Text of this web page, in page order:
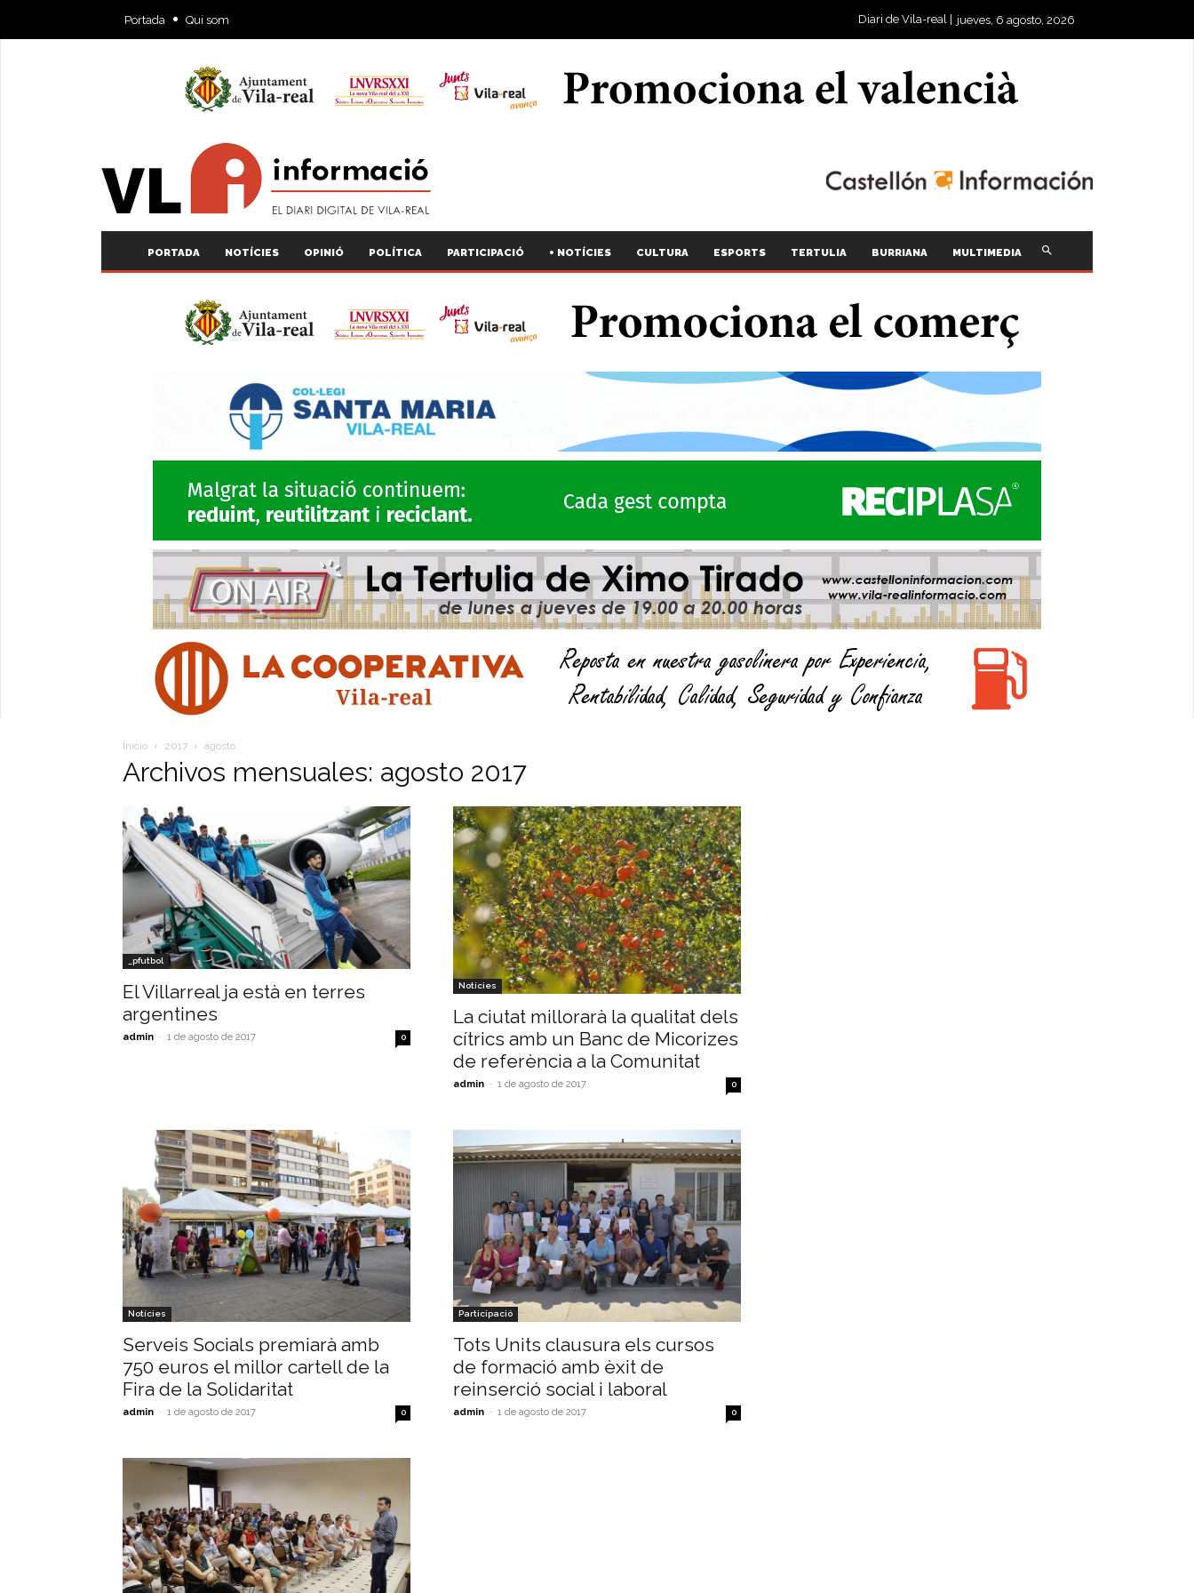
Portada Qui som Diari de Vila-real | jueves, 6 agosto, 2026
PORTADA NOTÍCIES OPINIÓ POLÍTICA PARTICIPACIÓ + NOTÍCIES CULTURA ESPORTS TERTULIA BURRIANA MULTIMEDIA
Inicio 2017 agosto
Archivos mensuales: agosto 2017
_pfutbol
El Villarreal ja està en terres
argentines
admin - 1 de agosto de 2017 0
Notícies
La ciutat millorarà la qualitat dels
cítrics amb un Banc de Micorizes
de referència a la Comunitat
admin - 1 de agosto de 2017 0
Notícies
Serveis Socials premiarà amb
750 euros el millor cartell de la
Fira de la Solidaritat
admin - 1 de agosto de 2017 0
Participació
Tots Units clausura els cursos
de formació amb èxit de
reinserció social i laboral
admin - 1 de agosto de 2017 0